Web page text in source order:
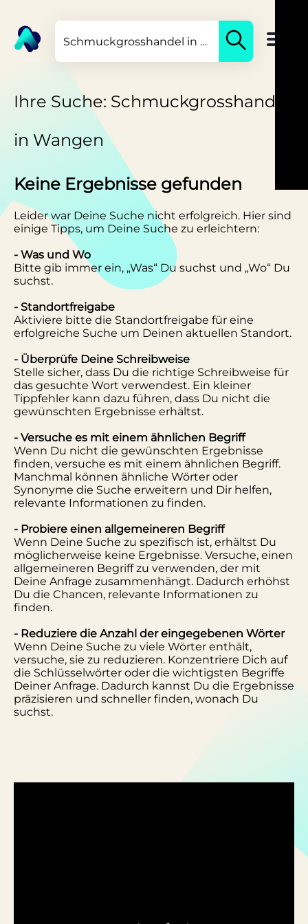
Ihre Suche: Schmuckgrosshandel
in Wangen
Keine Ergebnisse gefunden
Leider war Deine Suche nicht erfolgreich. Hier sind
einige Tipps, um Deine Suche zu erleichtern:
- Was und Wo
Bitte gib immer ein, „Was“ Du suchst und „Wo“ Du
suchst.
- Standortfreigabe
Aktiviere bitte die Standortfreigabe für eine
erfolgreiche Suche um Deinen aktuellen Standort.
- Überprüfe Deine Schreibweise
Stelle sicher, dass Du die richtige Schreibweise für
das gesuchte Wort verwendest. Ein kleiner
Tippfehler kann dazu führen, dass Du nicht die
gewünschten Ergebnisse erhältst.
- Versuche es mit einem ähnlichen Begriff
Wenn Du nicht die gewünschten Ergebnisse
finden, versuche es mit einem ähnlichen Begriff.
Manchmal können ähnliche Wörter oder
Synonyme die Suche erweitern und Dir helfen,
relevante Informationen zu finden.
- Probiere einen allgemeineren Begriff
Wenn Deine Suche zu spezifisch ist, erhältst Du
möglicherweise keine Ergebnisse. Versuche, einen
allgemeineren Begriff zu verwenden, der mit
Deine Anfrage zusammenhängt. Dadurch erhöhst
Du die Chancen, relevante Informationen zu
finden.
- Reduziere die Anzahl der eingegebenen Wörter
Wenn Deine Suche zu viele Wörter enthält,
versuche, sie zu reduzieren. Konzentriere Dich auf
die Schlüsselwörter oder die wichtigsten Begriffe
Deiner Anfrage. Dadurch kannst Du die Ergebnisse
präzisieren und schneller finden, wonach Du
suchst.